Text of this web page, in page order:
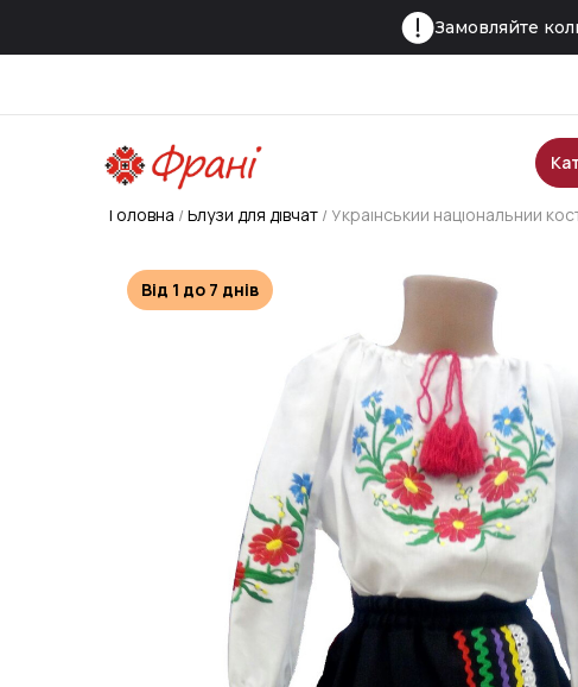
Замовляйте
Головна Блузи для дівчат Український національний
Від 1 до 7 днів